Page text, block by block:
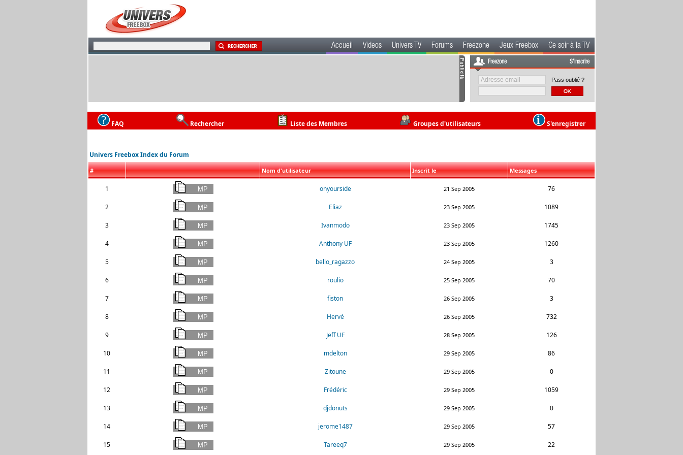
Accueil Videos Univers TV Forums Freezone Jeux Freebox Ce soir à la TV
Freezone S'inscrire
Pass oublié ?
FAQ Rechercher Liste des Membres Groupes d'utilisateurs S'enregistrer
Univers Freebox Index du Forum
# Nom d'utilisateur Inscrit le Messages
1 onyourside 21 Sep 2005 76
2 Eliaz 23 Sep 2005 1089
3 Ivanmodo 23 Sep 2005 1745
4 Anthony UF 23 Sep 2005 1260
5 bello_ragazzo 24 Sep 2005 3
6 roulio 25 Sep 2005 70
7 fiston 26 Sep 2005 3
8 Hervé 26 Sep 2005 732
9 Jeff UF 28 Sep 2005 126
10 mdelton 29 Sep 2005 86
11 Zitoune 29 Sep 2005 0
12 Frédéric 29 Sep 2005 1059
13 djdonuts 29 Sep 2005 0
14 jerome1487 29 Sep 2005 57
15 Tareeq7 29 Sep 2005 22